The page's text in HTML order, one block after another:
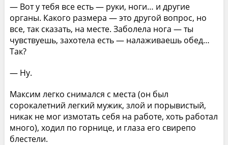
— Вот у тебя все есть — руки, ноги… и другие
органы. Какого размера — это другой вопрос, но
все, так сказать, на месте. Заболела нога — ты
чувствуешь, захотела есть — налаживаешь обед…
Так?
— Ну.
Максим легко снимался с места (он был
сорокалетний легкий мужик, злой и порывистый,
никак не мог измотать себя на работе, хоть работал
много), ходил по горнице, и глаза его свирепо
блестели.